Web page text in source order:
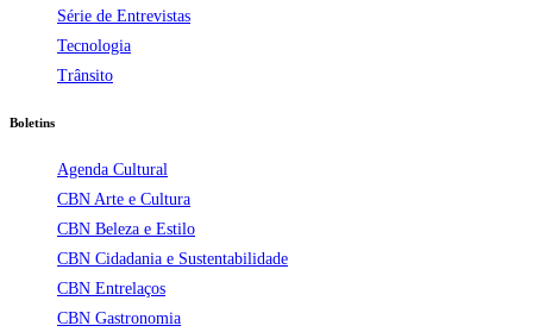
Série de Entrevistas
Tecnologia
Trânsito
Boletins
Agenda Cultural
CBN Arte e Cultura
CBN Beleza e Estilo
CBN Cidadania e Sustentabilidade
CBN Entrelaços
CBN Gastronomia